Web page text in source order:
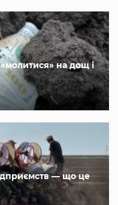
на дощ і
— що це